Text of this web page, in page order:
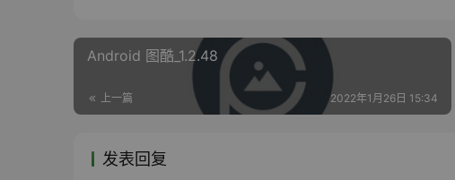
Android 图酷_1.2.48
上一篇 2022年1月26日 15:34
发表回复